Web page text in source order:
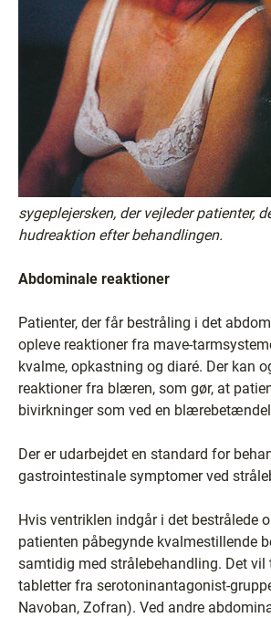
sygeplejersken, der vejleder patienter,
hudreaktion efter behandlingen.
Abdominale reaktioner
Patienter, der får bestråling i det
opleve reaktioner fra mave-
kvalme, opkastning og diaré. Der kan
reaktioner fra blæren, som gør, at
bivirkninger som ved en
Der er udarbejdet en standard for
gastrointestinale symptomer ved
Hvis ventriklen indgår i det bestrålede
patienten påbegynde kvalmestillende
samtidig med strålebehandling. Det
tabletter fra serotoninantagonist-
Navoban, Zofran). Ved andre